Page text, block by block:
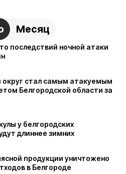
Месяц
последствий ночной атаки
округ стал самым атакуемым
Белгородской области за
у белгородских
длиннее зимних
продукции уничтожено
в Белгороде